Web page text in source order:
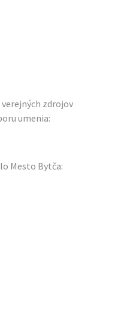
zdrojov
umenia:
Mesto Bytča: